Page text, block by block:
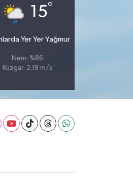
15°
Yer Yer Yağmur
Nem: %86
Rüzgar: 2.19 m/s